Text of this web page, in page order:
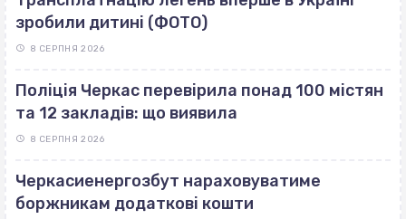
зробили дитині (ФОТО)
8 СЕРПНЯ 2026
Поліція Черкас перевірила понад 100 містян
та 12 закладів: що виявила
8 СЕРПНЯ 2026
Черкасиенергозбут нараховуватиме
боржникам додаткові кошти